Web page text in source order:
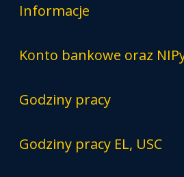
Informacje
Konto bankowe oraz
Godziny pracy
Godziny pracy EL, USC